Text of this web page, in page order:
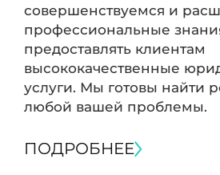
совершенствуемся и
профессиональные
предоставлять клиентам
высококачественные
услуги. Мы готовы найти
любой вашей проблемы.
ПОДРОБНЕЕ